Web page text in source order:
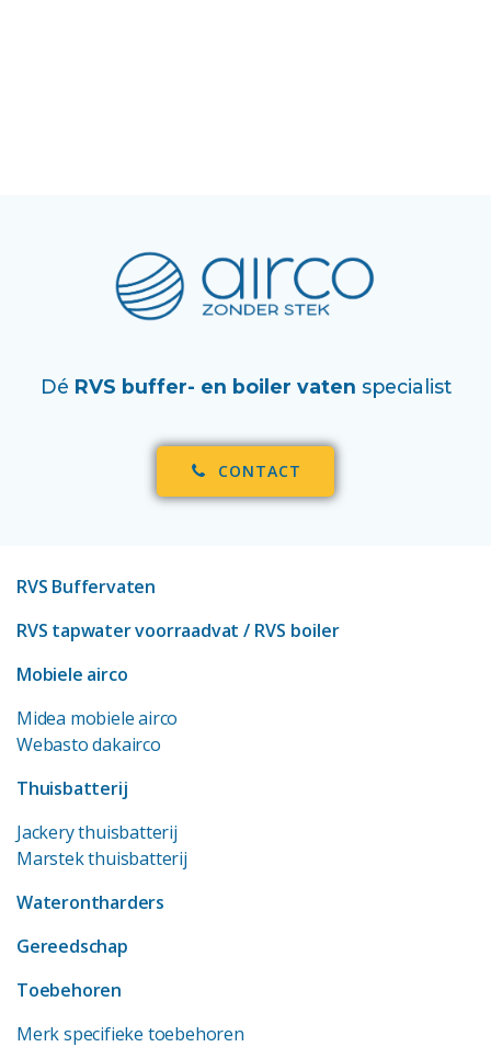
Dé RVS buffer- en boiler vaten specialist
CONTACT
RVS Buffervaten
RVS tapwater voorraadvat / RVS boiler
Mobiele airco
Midea mobiele airco
Webasto dakairco
Thuisbatterij
Jackery thuisbatterij
Marstek thuisbatterij
Waterontharders
Gereedschap
Toebehoren
Merk specifieke toebehoren